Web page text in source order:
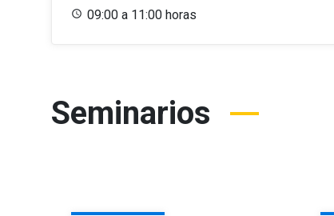
09:00 a 11:00 horas
Seminarios